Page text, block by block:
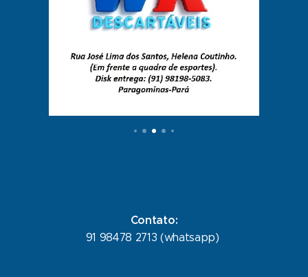
Contato:
91 98478 2713 (whatsapp)